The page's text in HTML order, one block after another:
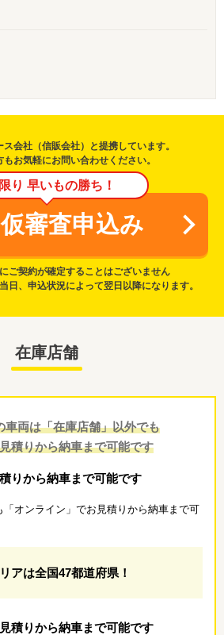
会社（信販会社）と提携しています。
お気軽にお問い合わせください。
り 早いもの勝ち！
仮審査申込み
ご契約が確定することはございません
日、申込状況によって翌日以降になります。
在庫店舗
車両は「在庫店舗」以外でも
積りから納車まで可能です
りから納車まで可能です
「オンライン」でお見積りから納車まで可
アは全国47都道府県！
積りから納車まで可能です